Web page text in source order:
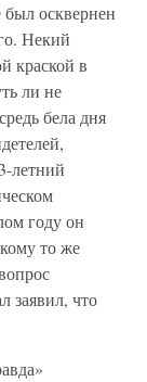
был осквернен
Некий
краской в
ли не
бела дня
летний
году он
то же
заявил, что